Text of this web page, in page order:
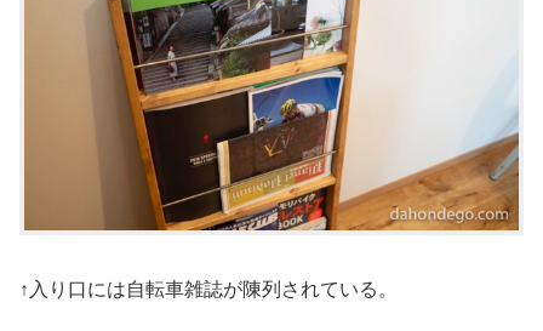
↑入り口には自転車雑誌が陳列されている。